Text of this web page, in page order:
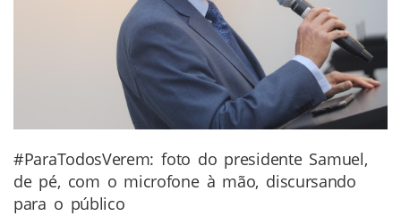
#ParaTodosVerem: foto do presidente Samuel,
de pé, com o microfone à mão, discursando
para o público